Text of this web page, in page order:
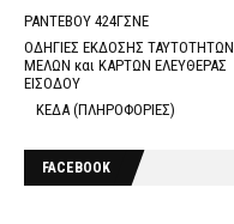
ΡΑΝΤΕΒΟΥ 424ΓΣΝΕ
ΟΔΗΓΙΕΣ ΕΚΔΟΣΗΣ ΤΑΥΤΟΤΗΤΩΝ
ΜΕΛΩΝ και ΚΑΡΤΩΝ ΕΛΕΥΘΕΡΑΣ
ΕΙΣΟΔΟΥ
ΚΕΔΑ (ΠΛΗΡΟΦΟΡΙΕΣ)
FACEBOOK